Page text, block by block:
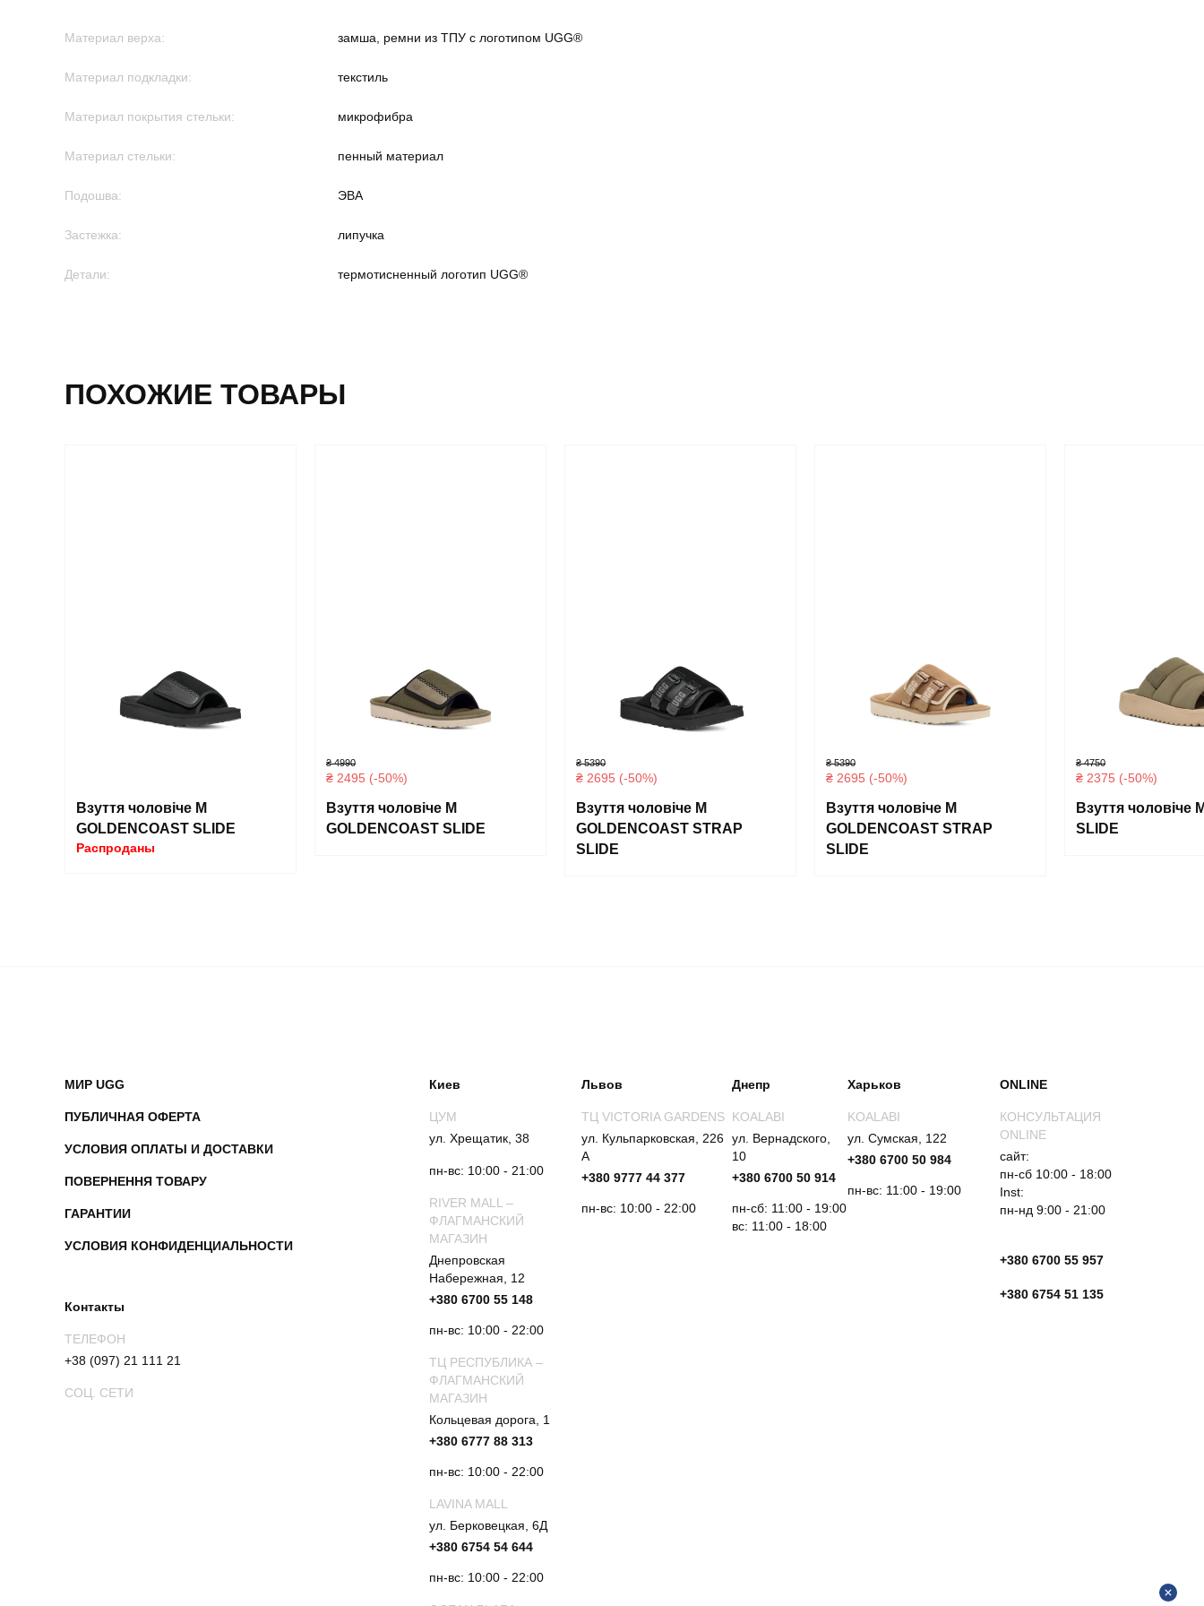
Материал верха: замша, ремни из ТПУ с логотипом UGG®
Материал подкладки: текстиль
Материал покрытия стельки: микрофибра
Материал стельки: пенный материал
Подошва: ЭВА
Застежка: липучка
Детали: термотисненный логотип UGG®
ПОХОЖИЕ ТОВАРЫ
Взуття чоловіче M
GOLDENCOAST SLIDE
Распроданы
₴ 4990
₴ 2495 (-50%)
Взуття чоловіче M
GOLDENCOAST SLIDE
₴ 5390
₴ 2695 (-50%)
Взуття чоловіче M
GOLDENCOAST STRAP
SLIDE
₴ 5390
₴ 2695 (-50%)
Взуття чоловіче M
GOLDENCOAST STRAP
SLIDE
₴ 4750
₴ 2375 (-50%)
Взуття чоловіче
SLIDE
МИР UGG
ПУБЛИЧНАЯ ОФЕРТА
УСЛОВИЯ ОПЛАТЫ И ДОСТАВКИ
ПОВЕРНЕННЯ ТОВАРУ
ГАРАНТИИ
УСЛОВИЯ КОНФИДЕНЦИАЛЬНОСТИ
Контакты
ТЕЛЕФОН
+38 (097) 21 111 21
СОЦ. СЕТИ
Киев
ЦУМ
ул. Хрещатик, 38
пн-вс: 10:00 - 21:00
RIVER MALL –
ФЛАГМАНСКИЙ
МАГАЗИН
Днепровская
Набережная, 12
+380 6700 55 148
пн-вс: 10:00 - 22:00
ТЦ РЕСПУБЛИКА –
ФЛАГМАНСКИЙ
МАГАЗИН
Кольцевая дорога, 1
+380 6777 88 313
пн-вс: 10:00 - 22:00
LAVINA MALL
ул. Берковецкая, 6Д
+380 6754 54 644
пн-вс: 10:00 - 22:00
Львов
ТЦ VICTORIA GARDENS
ул. Кульпарковская, 226
А
+380 9777 44 377
пн-вс: 10:00 - 22:00
Днепр
KOALABI
ул. Вернадского,
10
+380 6700 50 914
пн-сб: 11:00 - 19:00
вс: 11:00 - 18:00
Харьков
KOALABI
ул. Сумская, 122
+380 6700 50 984
пн-вс: 11:00 - 19:00
ONLINE
КОНСУЛЬТАЦИЯ
ONLINE
сайт:
пн-сб 10:00 - 18:00
Inst:
пн-нд 9:00 - 21:00
+380 6700 55 957
+380 6754 51 135